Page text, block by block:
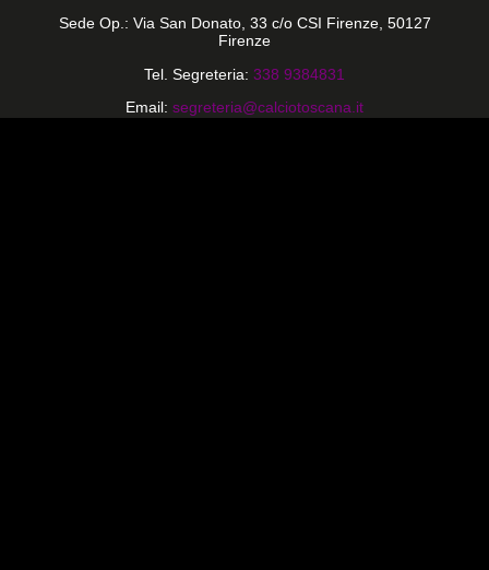
Sede Op.: Via San Donato, 33 c/o CSI Firenze, 50127
Firenze
Tel. Segreteria: 338 9384831
Email: segreteria@calciotoscana.it